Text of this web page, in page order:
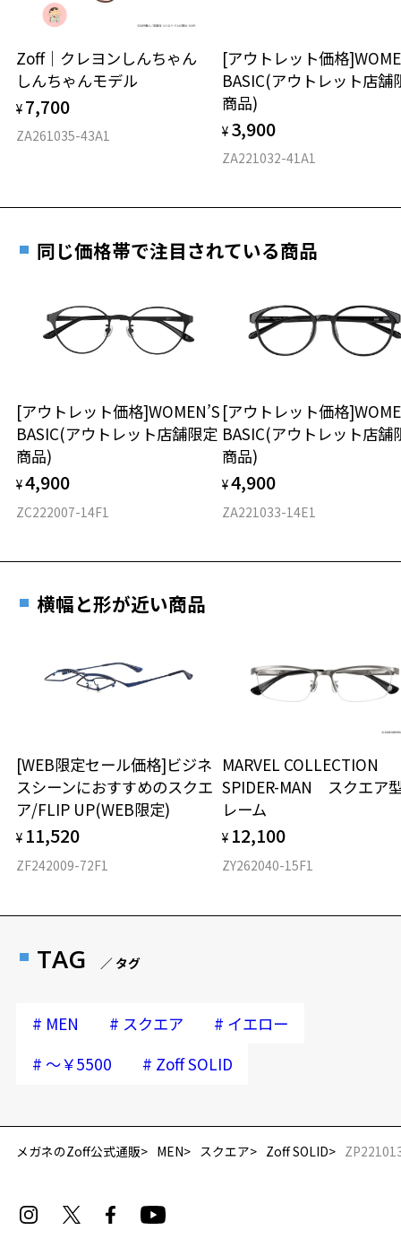
お持ちのZoffメガネサイズを確認するには？
仕上がり寸法
D 仕上がりの横幅：約143mm
33.9g
※着脱式サングラス：デモレンズ、アタッチメント込みの重さ
タイプ
材質
フロント素材：アセテート
安心2 視力測定無料
視力の変化を早めに発見するために、定期的な視
力測定をおすすめいたします。
安心3 かかり具合調整無料
す。
もっと見る
＜メガネの度数情報がわからない方へ＞
オンラインストアでフレームのみ購入して、
実店舗で度付きにできます
ご購入時に「レンズ交換券」をお選びいただくと、実店舗で
度数を測定のうえ、度付きレンズ（標準セットレンズ）へ無
お近くのZoff実店舗にて度数を測定いただけます（無料）。
その際は記入用紙をダウンロードしてお使いください。
ダウンロード
Zoff｜クレヨンしんちゃん
しんちゃんモデル
¥ 7,700
ZA261035-43A1
[アウトレット価格
BASIC(アウトレット店舗
商品)
¥ 3,900
ZA221032-41A1
同じ価格帯で注目されている商品
[アウトレット価格]WOMEN’S
BASIC(アウトレット店舗限定
商品)
¥4,900
ZC222007-14F1
[アウトレット価格
BASIC(アウトレット店舗
商品)
¥4,900
ZA221033-14E1
横幅と形が近い商品
[WEB限定セール価格]ビジネ
スシーンにおすすめのスクエ
ア/FLIP UP(WEB限定)
¥ 11,520
ZF242009-72F1
MARVEL COLLECTION
SPIDER-MAN スクエア
レーム
¥ 12,100
ZY262040-15F1
TAG ／ タグ
# MEN # スクエア # イエロー
# ～￥5500 # Zoff SOLID
メガネのZoff公式通販 MEN スクエア Zoff SOLID